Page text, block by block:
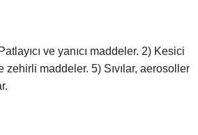
ve yanıcı maddeler. 2) Kesici
maddeler. 5) Sıvılar, aerosoller